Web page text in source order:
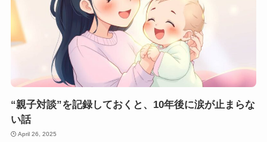
“親子対談”を記録しておくと、10年後に涙が止まらな
い話
April 26, 2025